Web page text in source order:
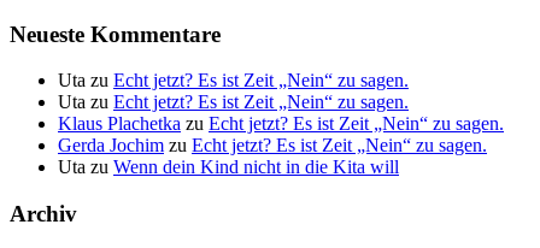
Neueste Kommentare
Uta zu Echt jetzt? Es ist Zeit „Nein“ zu sagen.
Uta zu Echt jetzt? Es ist Zeit „Nein“ zu sagen.
Klaus Plachetka zu Echt jetzt? Es ist Zeit „Nein“ zu sagen.
Gerda Jochim zu Echt jetzt? Es ist Zeit „Nein“ zu sagen.
Uta zu Wenn dein Kind nicht in die Kita will
Archiv